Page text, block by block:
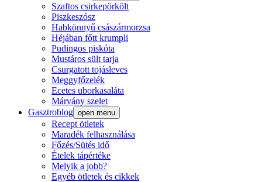
Szaftos csirkepörkölt
Piszkeszósz
Habkönnyű császármorzsa
Héjában főtt krumpli
Pudingos piskóta
Mustáros sült tarja
Csurgatott tojásleves
Meggyfőzelék
Ecetes uborkasaláta
Márvány szelet
Gasztroblog open menu
Recept ötletek
Maradék felhasználása
Főzés/Sütés idő
Ételek tápértéke
Melyik a jobb?
Egyéb ötletek és cikkek